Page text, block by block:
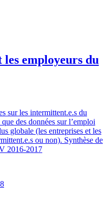
employeurs du
sur les intermittent.e.s du
des données sur l’emploi
globale (les entreprises et les
ou non). Synthèse de
2016-2017